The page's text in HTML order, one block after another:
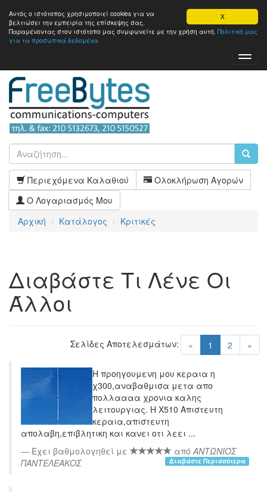
X
Αυτός ο ιστότοπος χρησιμοποιεί cookies για να
βελτιώσει την εμπειρία της επίσκεψης σας.
Παραμένοντας στον ιστότοπo μας συμφωνείτε με την χρήση αυτή. Πολιτική μας
για τα προσωπικά δεδομένα
Περιεχόμενα Καλαθιού
Ολοκλήρωση Αγορών
Ο Λογαριασμός Μου
Αρχική
Κατάλογος Κριτικές
Διαβάστε Τι Λένε Οι
Άλλοι
« 1 (current)
2 »
Σελίδες Αποτελεσμάτων:
Η προηγουμενη μου κεραια η
χ300,αναβαθμισα μετα απο
πολλαααα χρονια καλης
λειτουργιας. Η Χ510 Απιστευτη
κεραια,απιστευτη
απολαβη,επιβλητικη και κανει οτι λεει ...
Έχει βαθμολογηθεί με
απόΑΝΤΩΝΙΟΣ
ΠΑΝΤΕΛΕΑΚΟΣ
Διαβάστε Περισσότερα